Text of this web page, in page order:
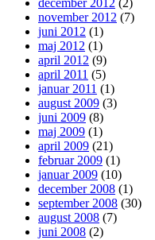
december 2012 (2)
november 2012 (7)
juni 2012 (1)
maj 2012 (1)
april 2012 (9)
april 2011 (5)
januar 2011 (1)
august 2009 (3)
juni 2009 (8)
maj 2009 (1)
april 2009 (21)
februar 2009 (1)
januar 2009 (10)
december 2008 (1)
september 2008 (30)
august 2008 (7)
juni 2008 (2)